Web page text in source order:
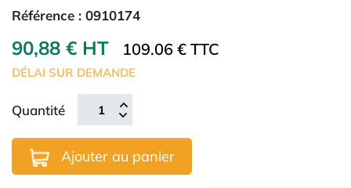
Référence : 0910174
90,88 € HT 109.06 € TTC
DÉLAI SUR DEMANDE
Quantité
Ajouter au panier